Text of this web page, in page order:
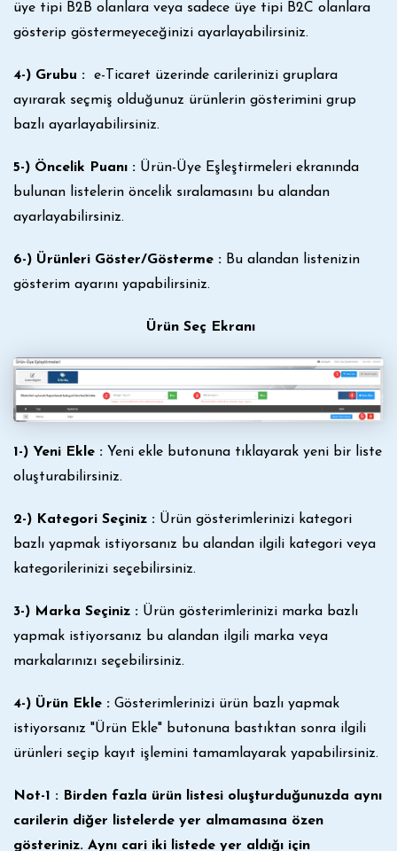
üye tipi B2B olanlara veya sadece üye tipi B2C olanlara
gösterip göstermeyeceğinizi ayarlayabilirsiniz.
4-) Grubu : e-Ticaret üzerinde carilerinizi gruplara
ayırarak seçmiş olduğunuz ürünlerin gösterimini grup
bazlı ayarlayabilirsiniz.
5-) Öncelik Puanı : Ürün-Üye Eşleştirmeleri ekranında
bulunan listelerin öncelik sıralamasını bu alandan
ayarlayabilirsiniz.
6-) Ürünleri Göster/Gösterme : Bu alandan listenizin
gösterim ayarını yapabilirsiniz.
Ürün Seç Ekranı
1-) Yeni Ekle : Yeni ekle butonuna tıklayarak yeni bir liste
oluşturabilirsiniz.
2-) Kategori Seçiniz : Ürün gösterimlerinizi kategori
bazlı yapmak istiyorsanız bu alandan ilgili kategori veya
kategorilerinizi seçebilirsiniz.
3-) Marka Seçiniz : Ürün gösterimlerinizi marka bazlı
yapmak istiyorsanız bu alandan ilgili marka veya
markalarınızı seçebilirsiniz.
4-) Ürün Ekle : Gösterimlerinizi ürün bazlı yapmak
istiyorsanız "Ürün Ekle" butonuna bastıktan sonra ilgili
ürünleri seçip kayıt işlemini tamamlayarak yapabilirsiniz.
Not-1 : Birden fazla ürün listesi oluşturduğunuzda aynı
carilerin diğer listelerde yer almamasına özen
gösteriniz. Aynı cari iki listede yer aldığı için